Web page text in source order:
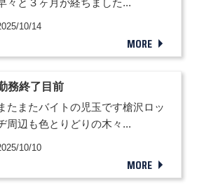
々と３ヶ月が経ちました...
10/14
MORE
務終了目前
たまたバイトの児玉です槍沢ロッ
周辺も色とりどりの木々...
10/10
MORE